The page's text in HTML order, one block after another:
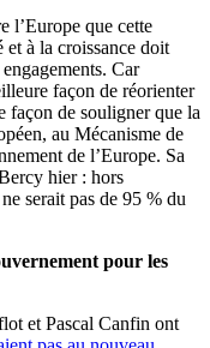
l’Europe que cette
à la croissance doit
Car
façon de réorienter
façon de souligner que la
au Mécanisme de
de l’Europe. Sa
hier : hors
serait pas de 95 % du
pour les
et Pascal Canfin ont